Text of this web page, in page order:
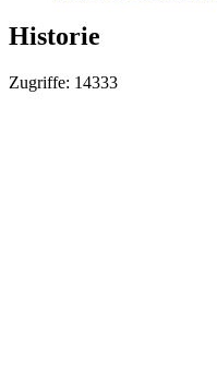
Historie
Zugriffe: 14333